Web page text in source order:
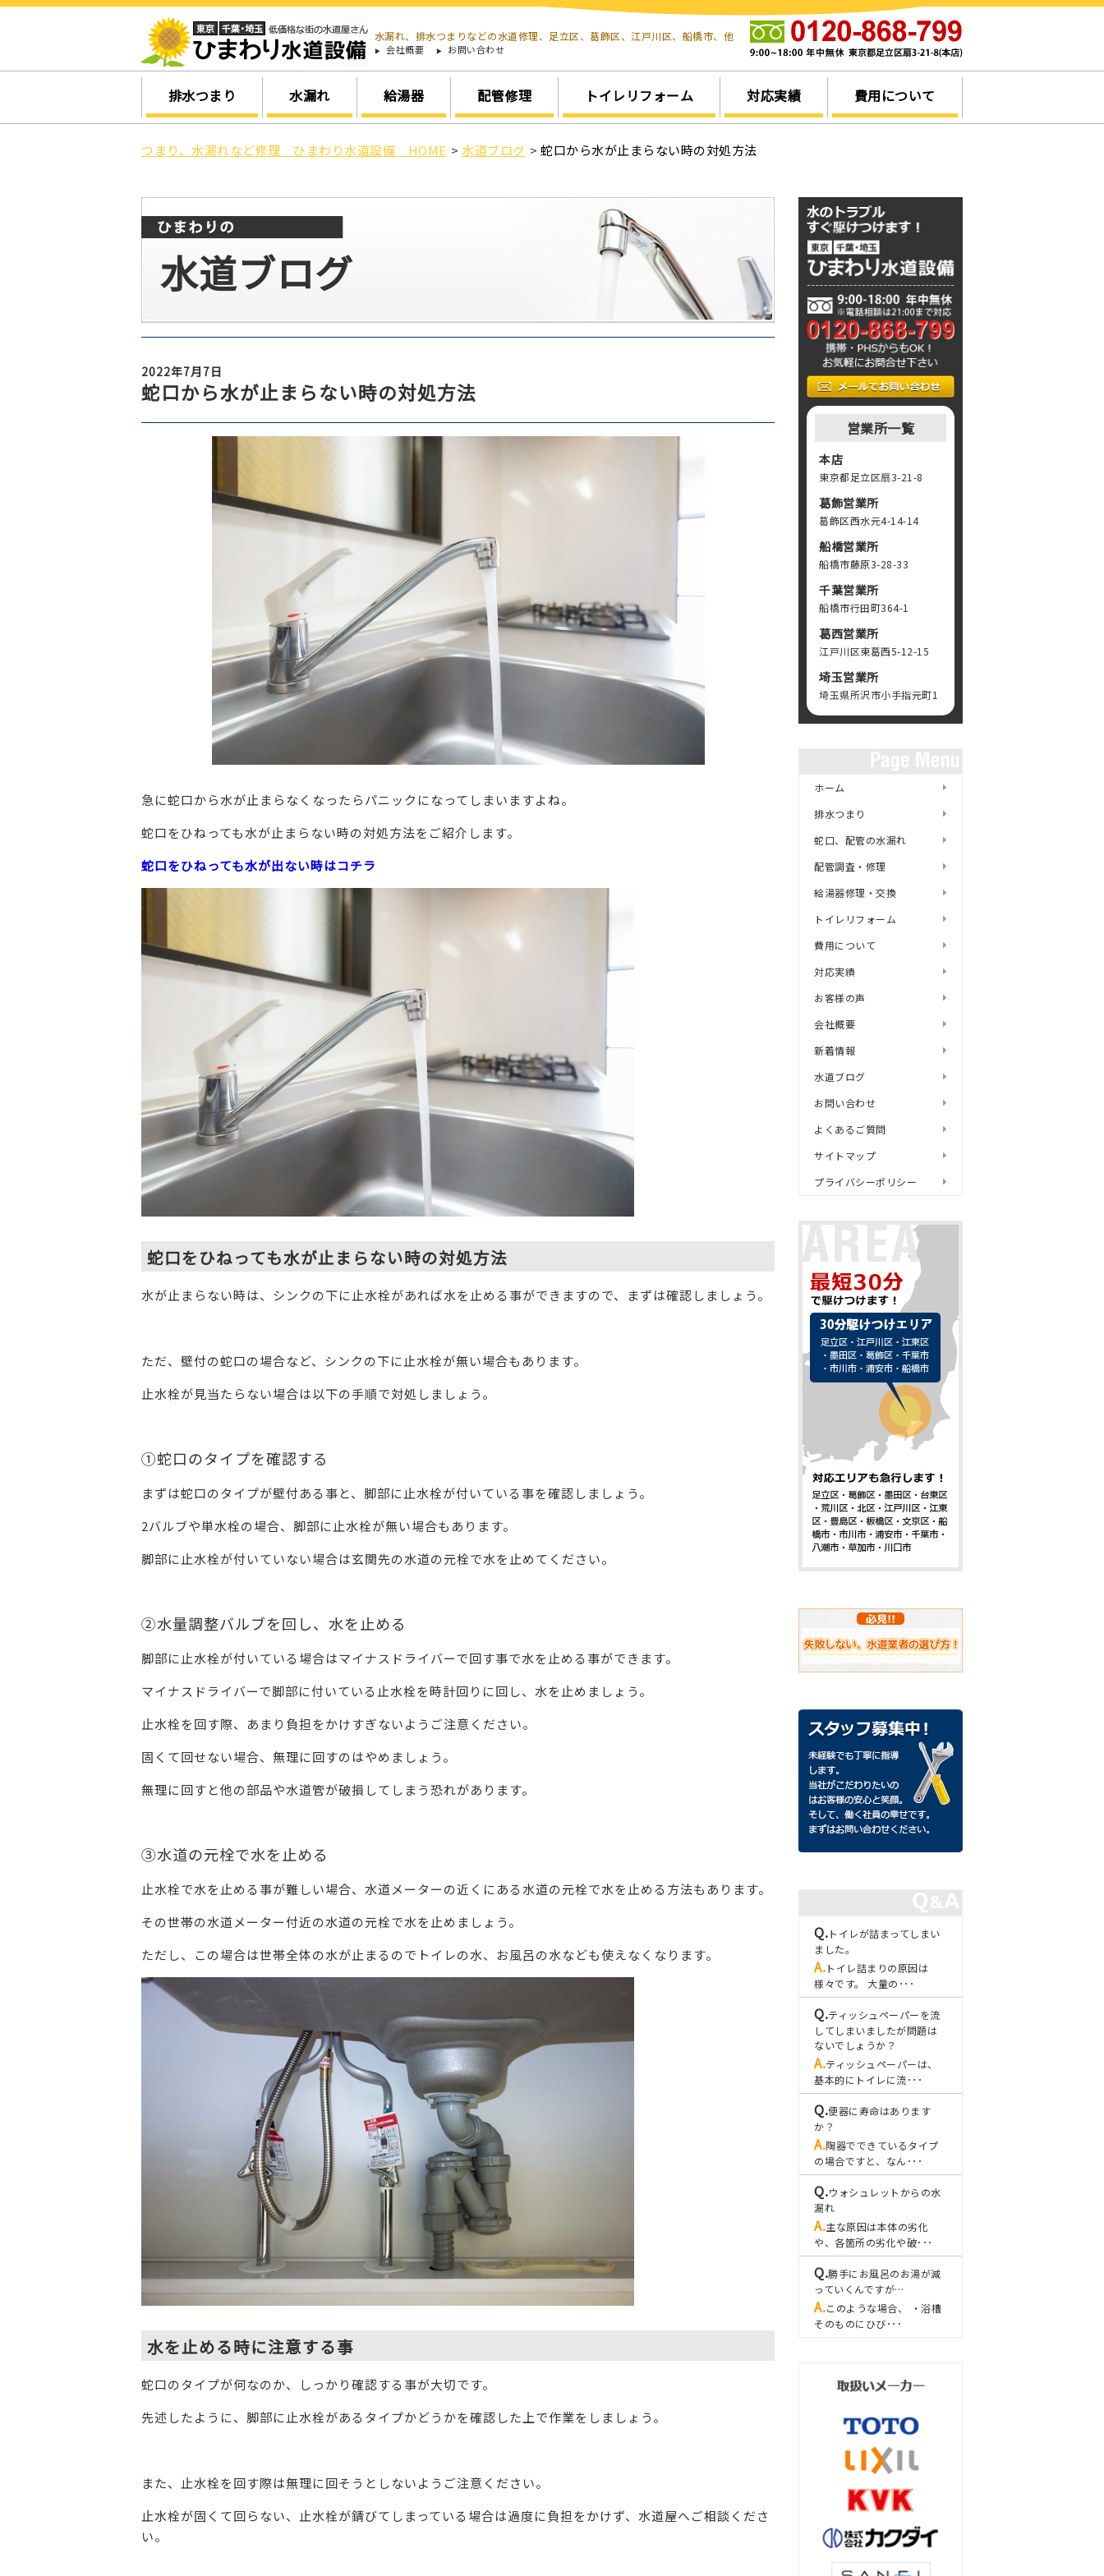
水漏れ、排水つまりなどの水道修理、足立区、葛飾区、江戸川区、船橋市、他
会社概要 お問い合わせ
排水つまり 水漏れ 給湯器 配管修理 トイレリフォーム 対応実績 費用について
つまり、水漏れなど修理 ひまわり水道設備 HOME > 水道ブログ > 蛇口から水が止まらない時の対処方法
水道ブログ
2022年7月7日
蛇口から水が止まらない時の対処方法
急に蛇口から水が止まらなくなったらパニックになってしまいますよね。
蛇口をひねっても水が止まらない時の対処方法をご紹介します。
蛇口をひねっても水が出ない時はコチラ
蛇口をひねっても水が止まらない時の対処方法
水が止まらない時は、シンクの下に止水栓があれば水を止める事ができますので、まずは確認しましょう。
ただ、壁付の蛇口の場合など、シンクの下に止水栓が無い場合もあります。
止水栓が見当たらない場合は以下の手順で対処しましょう。
①蛇口のタイプを確認する
まずは蛇口のタイプが壁付ある事と、脚部に止水栓が付いている事を確認しましょう。
2バルブや単水栓の場合、脚部に止水栓が無い場合もあります。
脚部に止水栓が付いていない場合は玄関先の水道の元栓で水を止めてください。
②水量調整バルブを回し、水を止める
脚部に止水栓が付いている場合はマイナスドライバーで回す事で水を止める事ができます。
マイナスドライバーで脚部に付いている止水栓を時計回りに回し、水を止めましょう。
止水栓を回す際、あまり負担をかけすぎないようご注意ください。
固くて回せない場合、無理に回すのはやめましょう。
無理に回すと他の部品や水道管が破損してしまう恐れがあります。
③水道の元栓で水を止める
止水栓で水を止める事が難しい場合、水道メーターの近くにある水道の元栓で水を止める方法もあります。
その世帯の水道メーター付近の水道の元栓で水を止めましょう。
ただし、この場合は世帯全体の水が止まるのでトイレの水、お風呂の水なども使えなくなります。
水を止める時に注意する事
蛇口のタイプが何なのか、しっかり確認する事が大切です。
先述したように、脚部に止水栓があるタイプかどうかを確認した上で作業をしましょう。
また、止水栓を回す際は無理に回そうとしないようご注意ください。
止水栓が固くて回らない、止水栓が錆びてしまっている場合は過度に負担をかけず、水道屋へご相談くださ
い。
営業所一覧
本店
東京都足立区扇3-21-8
葛飾営業所
葛飾区西水元4-14-14
船橋営業所
船橋市藤原3-28-33
千葉営業所
船橋市行田町364-1
葛西営業所
江戸川区東葛西5-12-15
埼玉営業所
埼玉県所沢市小手指元町1
ホーム
排水つまり
蛇口、配管の水漏れ
配管調査・修理
給湯器修理・交換
トイレリフォーム
費用について
対応実績
お客様の声
会社概要
新着情報
水道ブログ
お問い合わせ
よくあるご質問
サイトマップ
プライバシーポリシー
トイレが詰まってしまい
ました。
トイレ詰まりの原因は
様々です。 大量の･･･
ティッシュペーパーを流
してしまいましたが問題は
ないでしょうか？
ティッシュペーパーは、
基本的にトイレに流･･･
便器に寿命はあります
か？
陶器でできているタイプ
の場合ですと、なん･･･
ウォシュレットからの水
漏れ
主な原因は本体の劣化
や、各箇所の劣化や破･･･
勝手にお風呂のお湯が減
っていくんですが…
このような場合、 ・浴槽
そのものにひび･･･